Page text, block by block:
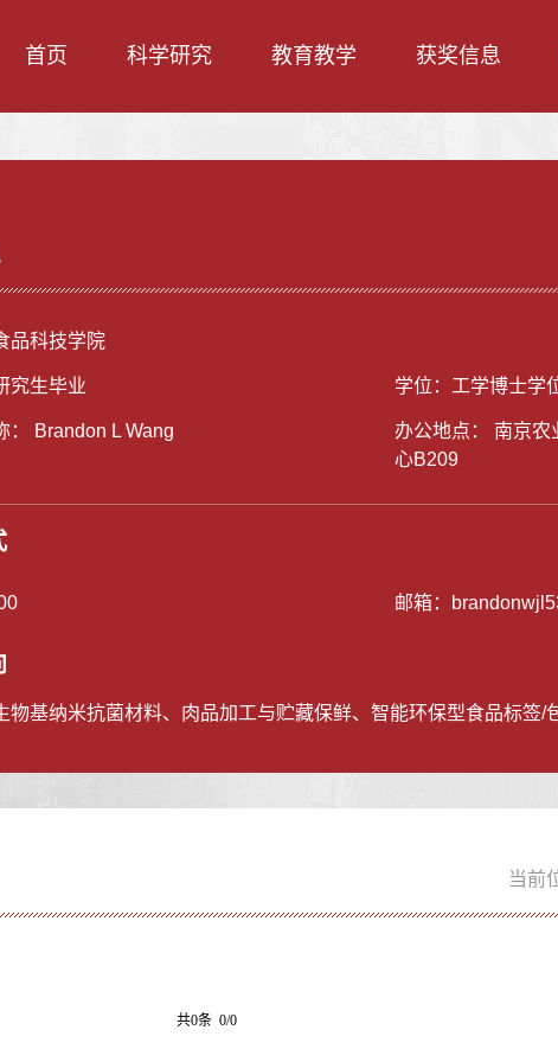
首页 科学研究 教育教学 获奖信息
品科技学院
究生毕业 学位：工学博士学
： Brandon L Wang
办公地点： 南京
心B209
邮箱：
物基纳米抗菌材料、肉品加工与贮藏保鲜、智能环保型食品标签/
当前
共0条 0/0